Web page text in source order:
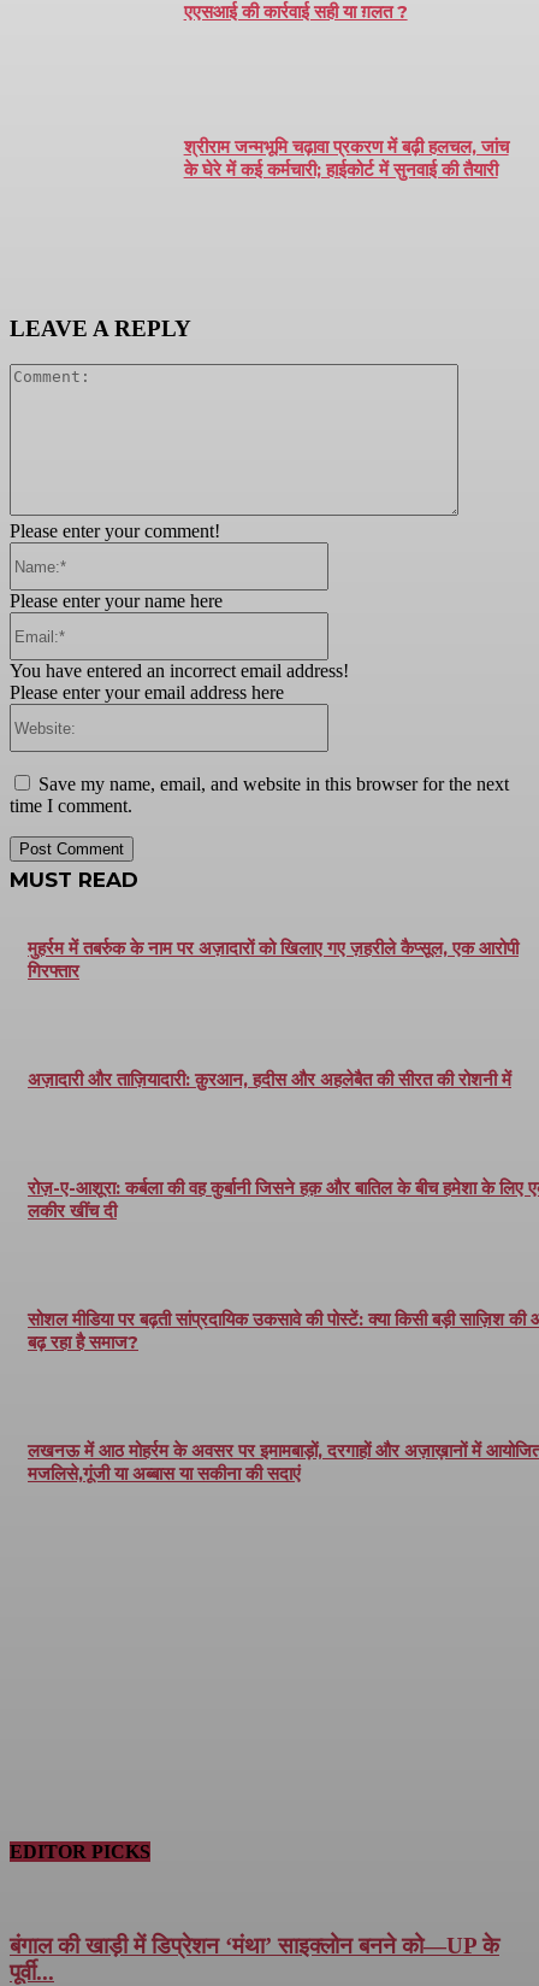
एएसआई की कार्रवाई सही या ग़लत ?
श्रीराम जन्मभूमि चढ़ावा प्रकरण में बढ़ी हलचल, जांच
के घेरे में कई कर्मचारी; हाईकोर्ट में सुनवाई की तैयारी
LEAVE A REPLY
Please enter your comment!
Please enter your name here
You have entered an incorrect email address!
Please enter your email address here
Save my name, email, and website in this browser for the next
time I comment.
MUST READ
मुहर्रम में तबर्रुक के नाम पर अज़ादारों को खिलाए गए ज़हरीले कैप्सूल, एक आरोपी
गिरफ्तार
अज़ादारी और ताज़ियादारी: क़ुरआन, हदीस और अहलेबैत की सीरत की रोशनी में
रोज़-ए-आशूरा: कर्बला की वह कुर्बानी जिसने हक़ और बातिल के बीच हमेशा के लिए
लकीर खींच दी
सोशल मीडिया पर बढ़ती सांप्रदायिक उकसावे की पोस्टें: क्या किसी बड़ी साज़िश की
बढ़ रहा है समाज?
लखनऊ में आठ मोहर्रम के अवसर पर इमामबाड़ों, दरगाहों और अज़ाख़ानों में
मजलिसे,गूंजी या अब्बास या सकीना की सदाएं
EDITOR PICKS
बंगाल की खाड़ी में डिप्रेशन ‘मंथा’ साइक्लोन बनने को—UP के
पूर्वी...